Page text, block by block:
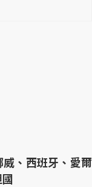
、西班牙、愛爾